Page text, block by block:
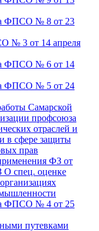
ФПСО № 8 от 23
№ 3 от 14 апреля
ФПСО № 6 от 14
ФПСО № 5 от 24
Самарской
профсоюза
отраслей и
в сфере защиты
прав
ФЗ от
О спец. оценке
ФПСО № 4 от 25
путевками